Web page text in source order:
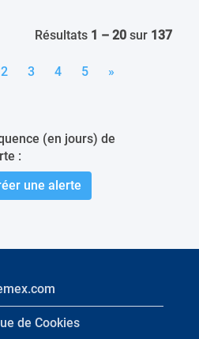
Résultats 1 – 20 sur 137
2 3 4 5 »
(en jours) de
:
une alerte
de Cookies